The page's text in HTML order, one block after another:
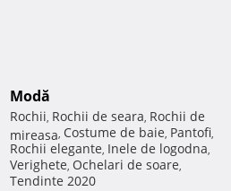
Modă
Rochii, Rochii de seara, Rochii de
mireasa, Costume de baie, Pantofi,
Rochii elegante, Inele de logodna,
Verighete, Ochelari de soare,
Tendinte 2020